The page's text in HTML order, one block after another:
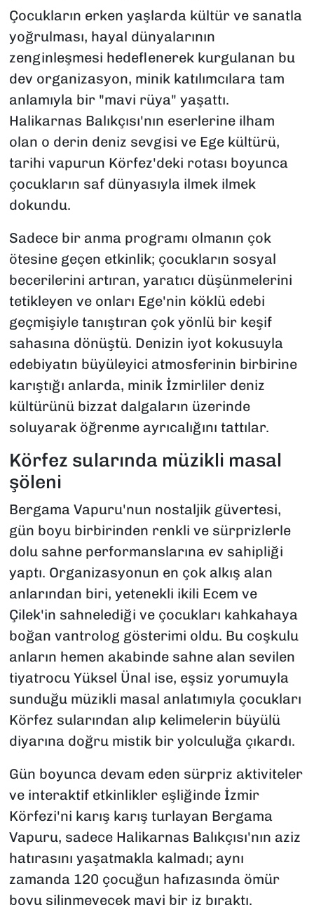
Çocukların erken yaşlarda kültür ve sanatla
yoğrulması, hayal dünyalarının
zenginleşmesi hedeflenerek kurgulanan bu
dev organizasyon, minik katılımcılara tam
anlamıyla bir "mavi rüya" yaşattı.
Halikarnas Balıkçısı'nın eserlerine ilham
olan o derin deniz sevgisi ve Ege kültürü,
tarihi vapurun Körfez'deki rotası boyunca
çocukların saf dünyasıyla ilmek ilmek
dokundu.
Sadece bir anma programı olmanın çok
ötesine geçen etkinlik; çocukların sosyal
becerilerini artıran, yaratıcı düşünmelerini
tetikleyen ve onları Ege'nin köklü edebi
geçmişiyle tanıştıran çok yönlü bir keşif
sahasına dönüştü. Denizin iyot kokusuyla
edebiyatın büyüleyici atmosferinin birbirine
karıştığı anlarda, minik İzmirliler deniz
kültürünü bizzat dalgaların üzerinde
soluyarak öğrenme ayrıcalığını tattılar.
Körfez sularında müzikli masal
şöleni
Bergama Vapuru'nun nostaljik güvertesi,
gün boyu birbirinden renkli ve sürprizlerle
dolu sahne performanslarına ev sahipliği
yaptı. Organizasyonun en çok alkış alan
anlarından biri, yetenekli ikili Ecem ve
Çilek'in sahnelediği ve çocukları kahkahaya
boğan vantrolog gösterimi oldu. Bu coşkulu
anların hemen akabinde sahne alan sevilen
tiyatrocu Yüksel Ünal ise, eşsiz yorumuyla
sunduğu müzikli masal anlatımıyla çocukları
Körfez sularından alıp kelimelerin büyülü
diyarına doğru mistik bir yolculuğa çıkardı.
Gün boyunca devam eden sürpriz aktiviteler
ve interaktif etkinlikler eşliğinde İzmir
Körfezi'ni karış karış turlayan Bergama
Vapuru, sadece Halikarnas Balıkçısı'nın aziz
hatırasını yaşatmakla kalmadı; aynı
zamanda 120 çocuğun hafızasında ömür
boyu silinmeyecek mavi bir iz bıraktı.